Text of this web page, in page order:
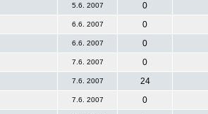
5.6. 2007
0
6.6. 2007
0
6.6. 2007
0
7.6. 2007
0
7.6. 2007
24
7.6. 2007
0